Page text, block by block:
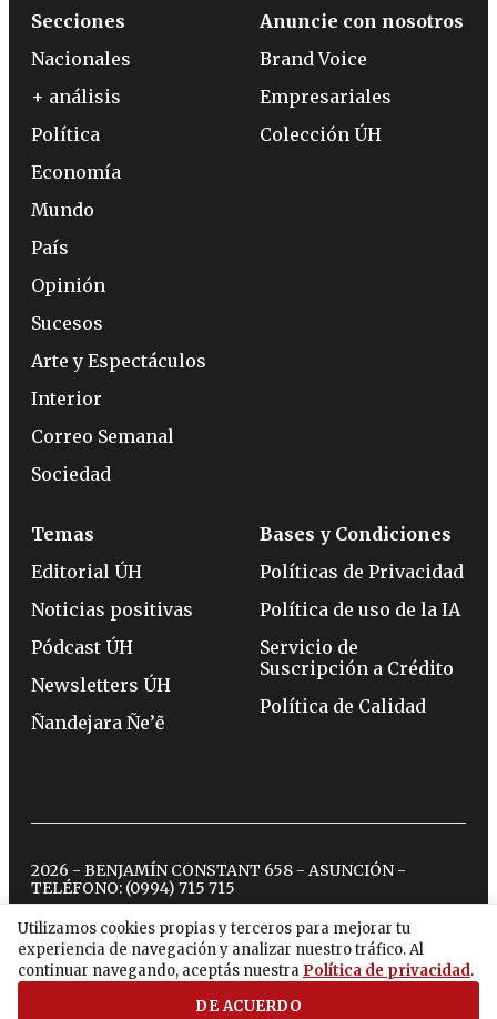
Utilizamos cookies propias y terceros para mejorar tu
experiencia de navegación y analizar nuestro tráfico. Al
continuar navegando, aceptás nuestra Política de privacidad.
DE ACUERDO
Secciones
Nacionales
+ análisis
Política
Economía
Mundo
País
Opinión
Sucesos
Arte y Espectáculos
Interior
Correo Semanal
Sociedad
Anuncie con nosotros
Brand Voice
Empresariales
Colección ÚH
Temas
Editorial ÚH
Noticias positivas
Pódcast ÚH
Newsletters ÚH
Ñandejara Ñe’ẽ
Bases y Condiciones
Políticas de Privacidad
Política de uso de la IA
Servicio de
Suscripción a Crédito
Política de Calidad
2026 - BENJAMÍN CONSTANT 658 - ASUNCIÓN -
TELÉFONO: (0994) 715 715
twitterinstagram
facebook
tiktokyoutubespotify